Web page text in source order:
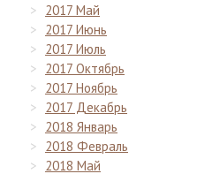
2017 Май
2017 Июнь
2017 Июль
2017 Октябрь
2017 Ноябрь
2017 Декабрь
2018 Январь
2018 Февраль
2018 Май